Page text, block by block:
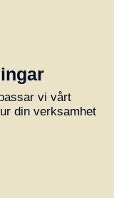
vi vårt
din verksamhet